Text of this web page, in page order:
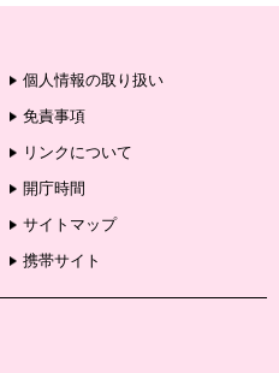
個人情報の取り扱い
免責事項
リンクについて
開庁時間
サイトマップ
携帯サイト